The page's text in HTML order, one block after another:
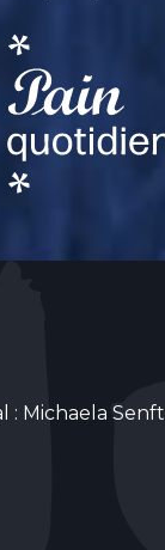
: Michaela Senft